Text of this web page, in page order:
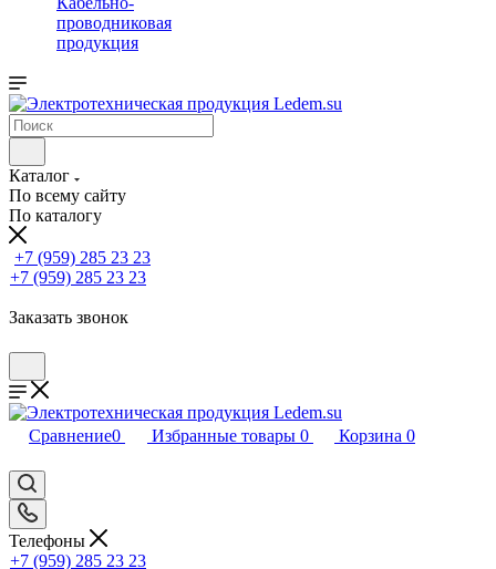
проводниковая
продукция
Каталог
По всему сайту
По каталогу
+7 (959) 285 23 23
+7 (959) 285 23 23
Заказать звонок
Сравнение0 Избранные товары 0 Корзина 0
Телефоны
+7 (959) 285 23 23